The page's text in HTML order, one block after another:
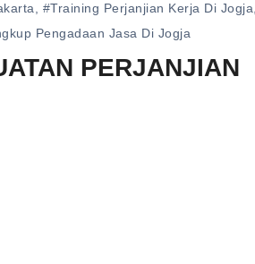
#training Perjanjian Kerja Di Jogja
Pengadaan Jasa Di Jogja
PERJANJIAN